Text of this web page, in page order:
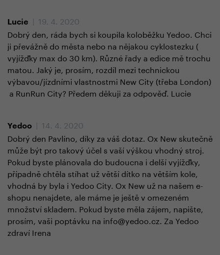
Lucie
| 19. 4. 2020
Dobrý den, ráda bych si koupila koloběžku Yedoo. Chci
ji převážně do města nebo na nějakou cyklostezku (
vyjížďky max do 30 km). Různé řady a edice mě trochu
matou. Jaký je, prosím, rozdíl mezi technickou
výbavou/jízdními vlastnostmi New City (třeba London)
a RunRun City? Předem děkuji za odpověď. Lucie
Yedoo
| 14. 4. 2020
Dobrý den Pavlíno, díky za váš dotaz. Ox New skutečně
může být pro takový účel s vaší výškou vhodný stroj.
Pokud byste plánovala do budoucna i delší vyjížďky,
případně chtěla stíhat už větší dítko na větším kole,
vhodná by byla i Yedoo City. Ox New už na našem e-
shopu nenajdete, ale máme je ještě v omezeném
množství skladem. Pokud byste měla zájem, napište,
prosím, vaši poptávku na info@yedoo.cz. Za Yedoo
zdraví Irena